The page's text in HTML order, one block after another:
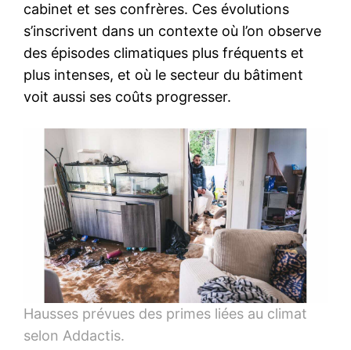
cabinet et ses confrères. Ces évolutions
s’inscrivent dans un contexte où l’on observe
des épisodes climatiques plus fréquents et
plus intenses, et où le secteur du bâtiment
voit aussi ses coûts progresser.
Hausses prévues des primes liées au climat
selon Addactis.